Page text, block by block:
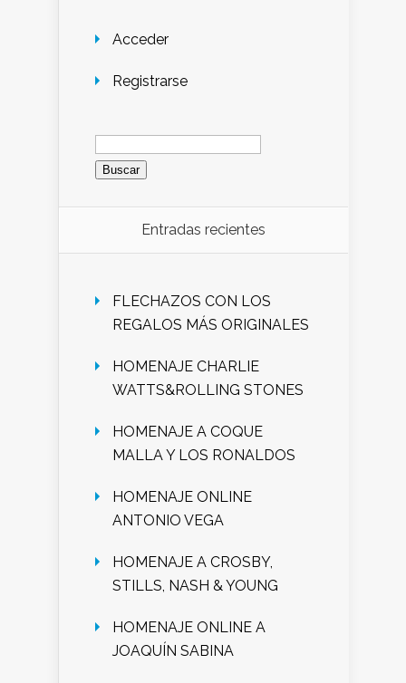
Acceder
Registrarse
Buscar:
Entradas recientes
FLECHAZOS CON LOS
REGALOS MÁS ORIGINALES
HOMENAJE CHARLIE
WATTS&ROLLING STONES
HOMENAJE A COQUE
MALLA Y LOS RONALDOS
HOMENAJE ONLINE
ANTONIO VEGA
HOMENAJE A CROSBY,
STILLS, NASH & YOUNG
HOMENAJE ONLINE A
JOAQUÍN SABINA